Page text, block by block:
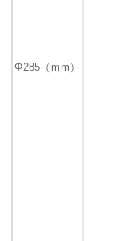
Φ285（mm）